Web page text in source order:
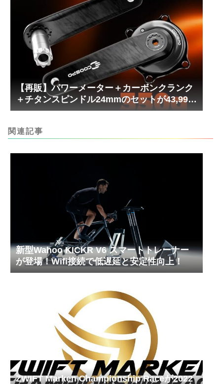
【再販】パワーメーター＋カーボンクランク
＋チタンスピンドル24mmのセットが43,999
円！
関連記事
新型Wahoo KICKR V6 スマートトレーナー
が登場！Wifi接続で低遅延と安定性向上！
ZWIFT Marken Championship Raceが2022